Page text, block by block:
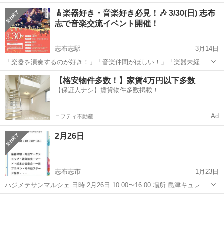
す！ 自然を満喫しながら、地元の歴史や文化を学べる楽しい旅を一緒
に楽しみませんか？ 【イベント詳細】 日時: 2025年5月24日（土）
9:00〜12...
鹿児島 志布志市 志布志駅 地域/お祭り スタンプラリー
🎸楽器好き・音楽好き必見！🎶 3/30(日) 志布
志で音楽交流イベント開催！
志布志駅
3月14日
「楽器を演奏するのが好き！」「音楽仲間がほしい！」「楽器未経験
だけど興味がある！」 そんなあなたにピッタリの音楽交流イベントを
開催します✨ 📅 開催日：2025年3月30日(日) 10:00〜12:30 📍 会場：島
津キュ...
鹿児島 志布志市 志布志駅 地域/お祭り 会場
【格安物件多数！】家賃4万円以下多数
【保証人ナシ】賃貸物件多数掲載！
ニフティ不動産 Ad
2月26日
志布志市
1月23日
ハジメテサンマルシェ 日時:2月26日 10:00〜16:00 場所:島津キュレオ
ホール 音楽とマルシェが一緒に♡ 絵本の音楽会 「おじいさんのふし